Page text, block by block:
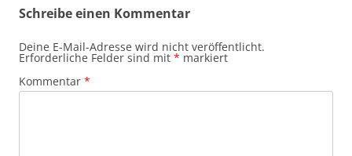
Schreibe einen Kommentar
Deine E-Mail-Adresse wird nicht veröffentlicht.
Erforderliche Felder sind mit * markiert
Kommentar *